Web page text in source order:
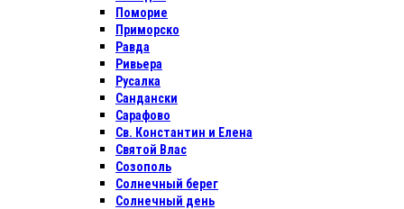
Поморие
Приморско
Равда
Ривьера
Русалка
Сандански
Сарафово
Св. Константин и Елена
Святой Влас
Созополь
Солнечный берег
Солнечный день